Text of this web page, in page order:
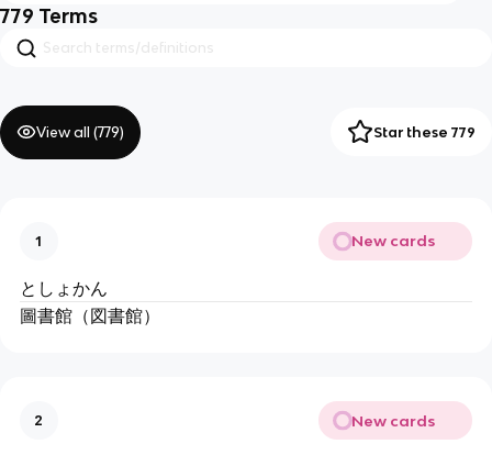
779 Terms
View all (779) Star these 779
1 New cards
としょかん
圖書館（図書館）
2 New cards